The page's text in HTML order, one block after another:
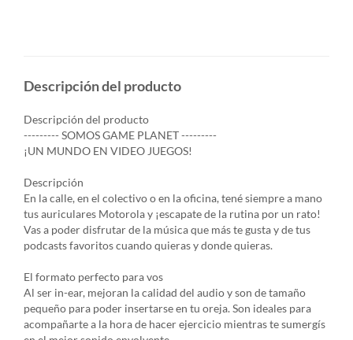
Descripción del producto
Descripción del producto
--------- SOMOS GAME PLANET ---------
¡UN MUNDO EN VIDEO JUEGOS!
Descripción
En la calle, en el colectivo o en la oficina, tené siempre a mano
tus auriculares Motorola y ¡escapate de la rutina por un rato!
Vas a poder disfrutar de la música que más te gusta y de tus
podcasts favoritos cuando quieras y donde quieras.
El formato perfecto para vos
Al ser in-ear, mejoran la calidad del audio y son de tamaño
pequeño para poder insertarse en tu oreja. Son ideales para
acompañarte a la hora de hacer ejercicio mientras te sumergís